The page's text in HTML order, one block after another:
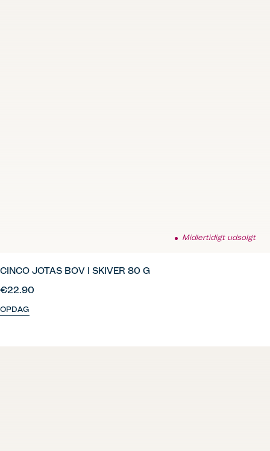
Midlertidigt udsolgt
CINCO JOTAS BOV I SKIVER 80 G
€22.90
OPDAG